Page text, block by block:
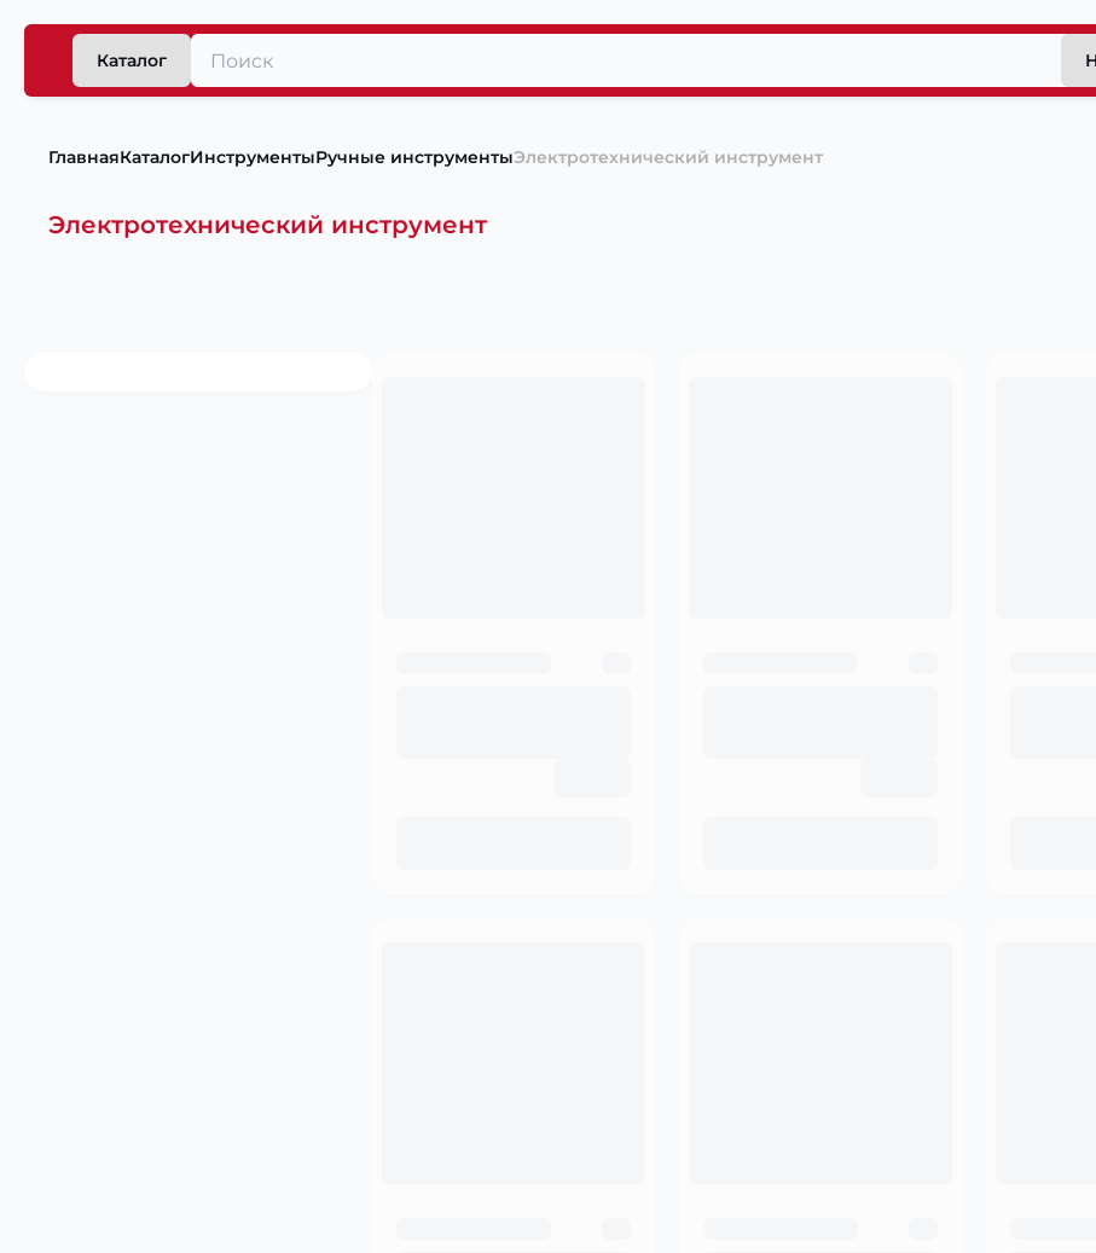
Каталог
ГлавнаяКаталогИнструментыРучные инструментыЭлектротехнический инструмент
Электротехнический инструмент